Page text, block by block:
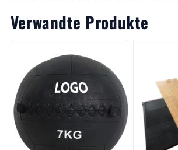
Verwandte Produkte